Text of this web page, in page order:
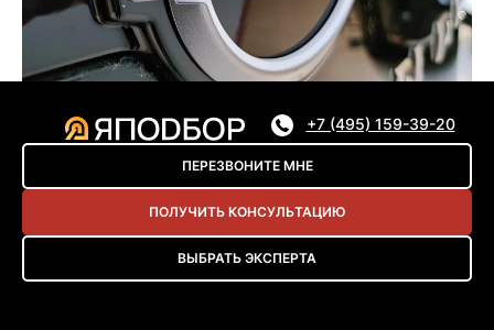
+7 (495) 159-39-20
ПЕРЕЗВОНИТЕ МНЕ
ПОЛУЧИТЬ КОНСУЛЬТАЦИЮ
ВЫБРАТЬ ЭКСПЕРТА